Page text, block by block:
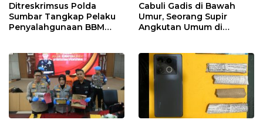
Ditreskrimsus Polda
Sumbar Tangkap Pelaku
Penyalahgunaan BBM
Cabuli Gadis di Bawah
Umur, Seorang Supir
Angkutan Umum di